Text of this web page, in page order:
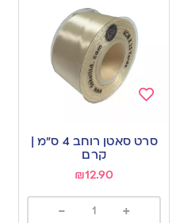
to
סרט סאטן רוחב 4 ס”מ |
קרם
₪12.90
+
-